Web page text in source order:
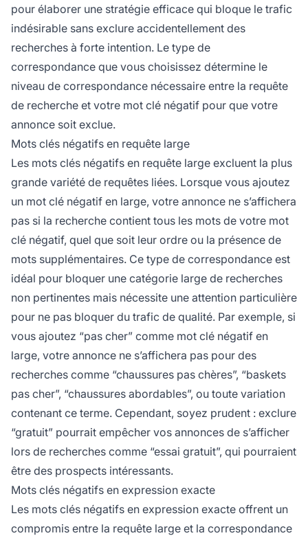
pour élaborer une stratégie efficace qui bloque le trafic
indésirable sans exclure accidentellement des
recherches à forte intention. Le type de
correspondance que vous choisissez détermine le
niveau de correspondance nécessaire entre la requête
de recherche et votre mot clé négatif pour que votre
annonce soit exclue.
Mots clés négatifs en requête large
Les mots clés négatifs en requête large excluent la plus
grande variété de requêtes liées. Lorsque vous ajoutez
un mot clé négatif en large, votre annonce ne s’affichera
pas si la recherche contient tous les mots de votre mot
clé négatif, quel que soit leur ordre ou la présence de
mots supplémentaires. Ce type de correspondance est
idéal pour bloquer une catégorie large de recherches
non pertinentes mais nécessite une attention particulière
pour ne pas bloquer du trafic de qualité. Par exemple, si
vous ajoutez “pas cher” comme mot clé négatif en
large, votre annonce ne s’affichera pas pour des
recherches comme “chaussures pas chères”, “baskets
pas cher”, “chaussures abordables”, ou toute variation
contenant ce terme. Cependant, soyez prudent : exclure
“gratuit” pourrait empêcher vos annonces de s’afficher
lors de recherches comme “essai gratuit”, qui pourraient
être des prospects intéressants.
Mots clés négatifs en expression exacte
Les mots clés négatifs en expression exacte offrent un
compromis entre la requête large et la correspondance